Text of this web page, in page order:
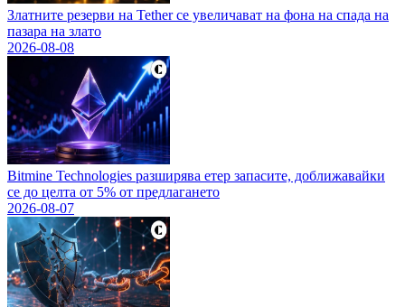
Златните резерви на Tether се увеличават на фона на спада на
пазара на злато
2026-08-08
Bitmine Technologies разширява етер запасите, доближавайки
се до целта от 5% от предлагането
2026-08-07